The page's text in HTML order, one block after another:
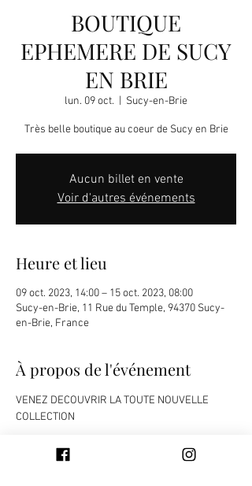
BOUTIQUE
EPHEMERE DE SUCY
EN BRIE
lun. 09 oct. Sucy-en-Brie
Très belle boutique au coeur de Sucy en Brie
Aucun billet en vente
Voir d'autres événements
Heure et lieu
09 oct. 2023, 14:00 – 15 oct. 2023, 08:00
Sucy-en-Brie, 11 Rue du Temple, 94370 Sucy-
en-Brie, France
À propos de l'événement
VENEZ DECOUVRIR LA TOUTE NOUVELLE
COLLECTION